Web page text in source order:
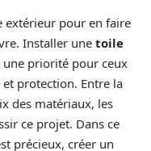
extérieur pour en faire
Installer une toile
priorité pour ceux
protection. Entre la
des matériaux, les
ce projet. Dans ce
précieux, créer un